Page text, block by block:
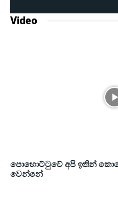
Video
පොහොට්ටුවේ අපි ඉතින්
වෙන්නේ